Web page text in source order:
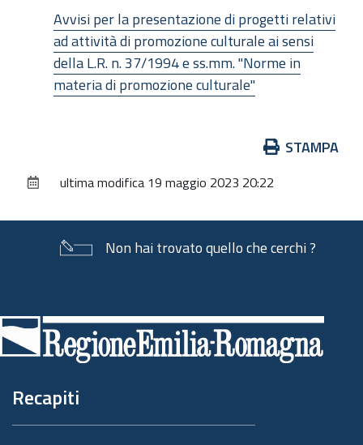
Avvisi per la presentazione di progetti relativi
ad attività di promozione culturale ai sensi
della L.R. n. 37/1994 e ss.mm. "Norme in
materia di promozione culturale"
documento
STAMPA
ultima modifica 19 maggio 2023 20:22
Non hai trovato quello che cerchi ?
di
pagina
Recapiti